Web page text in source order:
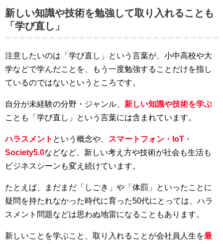
新しい知識や技術を勉強して取り入れることも
「学び直し」
注意したいのは「学び直し」という言葉が、小中高校や大
学などで学んだことを、もう一度勉強することだけを指し
ているのではないというところです。
自分が未経験の分野・ジャンル、 新しい知識や技術を学ぶ
ことも「学び直し」という言葉には含まれています。
ハラスメント という概念や、 スマートフォン ・ IoT ・
Society5.0などなど、新しい考え方や技術が社会も生活も
ビジネスシーンも変え続けています。
たとえば、まだまだ「しごき」や「体罰」といったことに
疑問を持たれなかった時代に育った50代にとっては、ハラ
スメント問題などは思わぬ地雷になることもあります。
新しいことを学ぶこと、取り入れることが会社員人生を最